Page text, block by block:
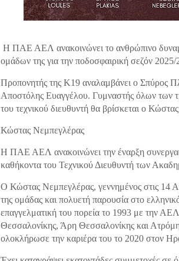
Η ΠΑΕ ΑΕΛ ανακοινώνει το ανθρώπινο
ομάδων της για την ποδοσφαιρική σεζόν 2025/
Προπονητής της Κ19 αναλαμβάνει ο Σπύρος
Αποστόλης Ευαγγέλου. Γυμναστής όλων των
του τεχνικού διευθυντή θα βρίσκεται ο
Κώστας Νεμπεγλέρας
Η ΠΑΕ ΑΕΛ ανακοινώνει την έναρξη
καθήκοντα του Τεχνικού Διευθυντή των
Ο Κώστας Νεμπεγλέρας, γεννημένος στις 14
της ομάδας και πολυετή παρουσία στο
επαγγελματική του πορεία το 1993 με την
Θεσσαλονίκης, Άρη Θεσσαλονίκης και
ολοκλήρωσε την καριέρα του το 2020 στον